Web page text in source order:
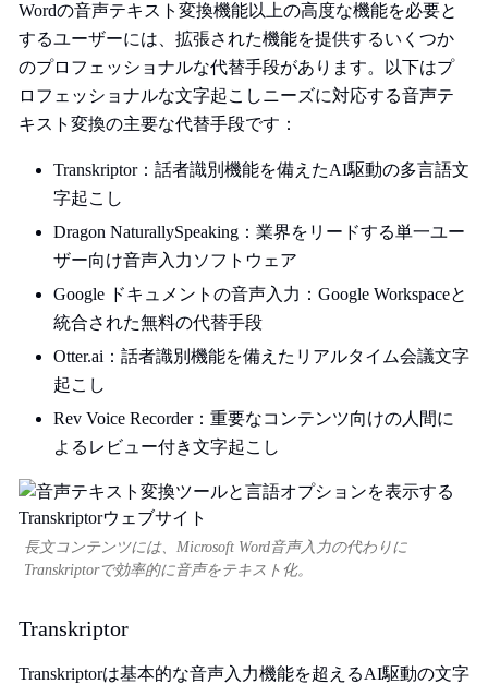
Wordの音声テキスト変換機能以上の高度な機能を必要と
するユーザーには、拡張された機能を提供するいくつか
のプロフェッショナルな代替手段があります。以下はプ
ロフェッショナルな文字起こしニーズに対応する音声テ
キスト変換の主要な代替手段です：
Transkriptor：話者識別機能を備えたAI駆動の多言語文
字起こし
Dragon NaturallySpeaking：業界をリードする単一ユー
ザー向け音声入力ソフトウェア
Google ドキュメントの音声入力：Google Workspaceと
統合された無料の代替手段
Otter.ai：話者識別機能を備えたリアルタイム会議文字
起こし
Rev Voice Recorder：重要なコンテンツ向けの人間に
よるレビュー付き文字起こし
長文コンテンツには、Microsoft Word音声入力の代わりに
Transkriptorで効率的に音声をテキスト化。
Transkriptor
Transkriptorは基本的な音声入力機能を超えるAI駆動の文字